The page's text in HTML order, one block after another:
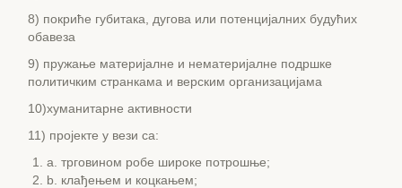
8) покриће губитака, дугова или потенцијалних будућих
обавеза
9) пружање материјалне и нематеријалне подршке
политичким странкама и верским организацијама
10)хуманитарне активности
11) пројекте у вези са:
a. трговином робе широке потрошње;
b. клађењем и коцкањем;